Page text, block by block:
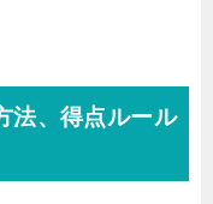
法、得点ルール